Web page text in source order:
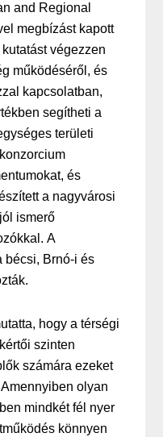
and Regional
megbízást kapott
végezzen
működéséről, és
kapcsolatban,
segítheti a
területi
és
a nagyvárosi
ismerő
A
bécsi, Brnó-i és
hogy a térségi
szinten
számára ezeket
olyan
mindkét fél nyer
könnyen